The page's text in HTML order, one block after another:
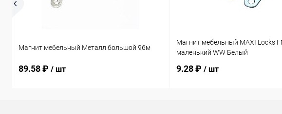
Магнит мебельный Металл большой 96м
89.58 ₽ / шт
Магнит мебельный MAXI Locks
маленький WW Белый
9.28 ₽ / шт